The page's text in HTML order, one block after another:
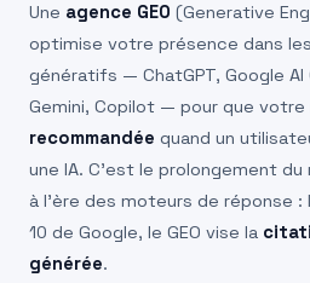
Une agence GEO (Generative
optimise votre présence dans
génératifs — ChatGPT, Google
Gemini, Copilot — pour que
recommandée quand un
une IA. C’est le prolongement
à l’ère des moteurs de réponse :
10 de Google, le GEO vise la
générée.